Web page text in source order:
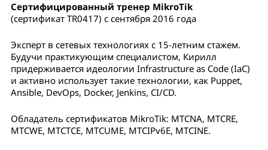
Сертифицированный тренер MikroTik
(сертификат TR0417) с сентября 2016 года
Эксперт в сетевых технологиях с 15-летним стажем.
Будучи практикующим специалистом, Кирилл
придерживается идеологии Infrastructure as Code (IaC)
и активно использует такие технологии, как Puppet,
Ansible, DevOps, Docker, Jenkins, CI/CD.
Обладатель сертификатов MikroTik: MTCNA, MTCRE,
MTCWE, MTCTCE, MTCUME, MTCIPv6E, MTCINE.